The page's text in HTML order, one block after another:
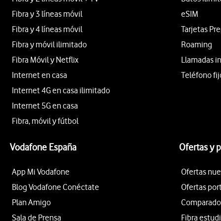
Fibra y 3 líneas móvil
Fibra y 4 líneas móvil
Fibra y móvil ilimitado
Fibra Móvil y Netflix
Internet en casa
Internet 4G en casa ilimitado
Internet 5G en casa
Fibra, móvil y fútbol
eSIM
Tarjetas
Roaming
Llamadas
Teléfono
Vodafone España
App Mi Vodafone
Blog Vodafone Conéctate
Plan Amigo
Sala de Prensa
Ofertas y
Ofertas
Ofertas
Fibra